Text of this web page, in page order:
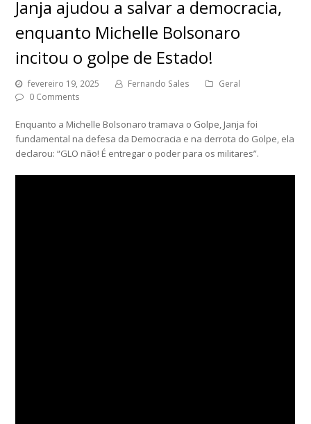
Janja ajudou a salvar a democracia,
enquanto Michelle Bolsonaro
incitou o golpe de Estado!
fevereiro 19, 2025 Fernando Sales
Geral
0 Comments
Enquanto a Michelle Bolsonaro tramava o Golpe, Janja foi
fundamental na defesa da Democracia e na derrota do Golpe, ela
declarou: “GLO não! É entregar o poder para os militares”.